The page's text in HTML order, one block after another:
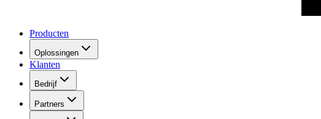
Producten
Oplossingen
Klanten
Bedrijf
Partners